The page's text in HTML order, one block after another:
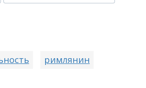
римлянин